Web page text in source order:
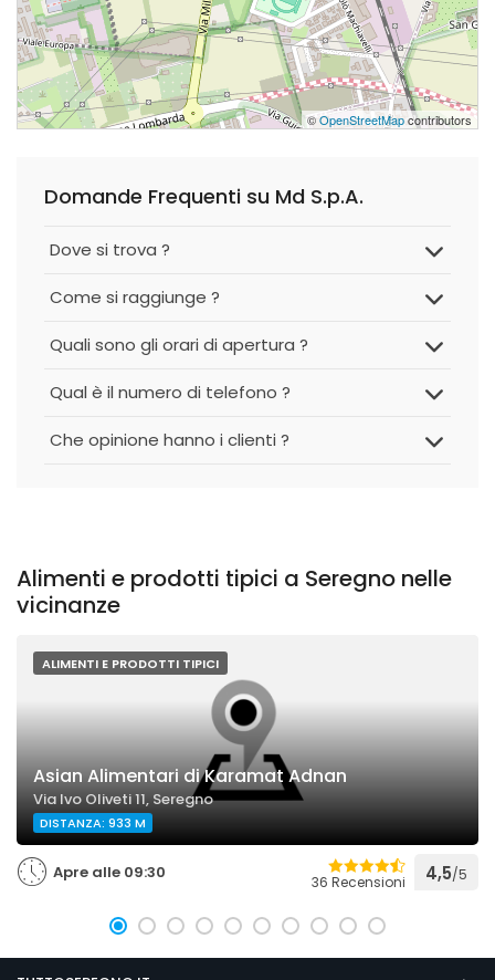
©OpenStreetMapcontributors
Domande Frequenti su Md S.p.A.
Dove si trova ?
Come si raggiunge ?
Quali sono gli orari di apertura ?
Qual è il numero di telefono ?
Che opinione hanno i clienti ?
Alimenti e prodotti tipici a Seregno nelle
vicinanze
ALIMENTI E PRODOTTI TIPICI
Asian Alimentari di Karamat Adnan
Via Ivo Oliveti 11, Seregno
DISTANZA: 933 M
Apre alle 09:30 36 Recensioni 4,5/5